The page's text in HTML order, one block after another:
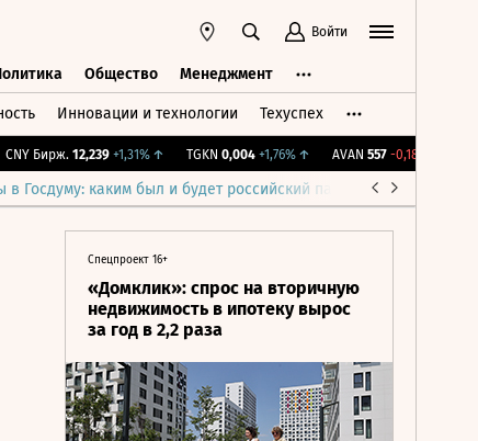
Войти
Общество Менеджмент
Инновации и технологии Техуспех
Бирж. 12,239 +1,31%↑ TGKN 0,004 +1,76%↑ AVAN 557 -0,18% ↓
в Госдуму: каким был и будет российский парламент
Спецпроект 16+
«Домклик»: спрос на вторичную
недвижимость в ипотеку вырос
за год в 2,2 раза